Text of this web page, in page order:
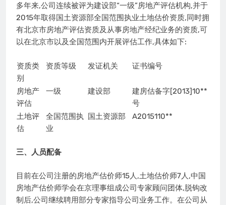
多年来,公司连续被评为建设部“一级”房地产评估机构,并于
2015年取得国土资源部全国范围执业土地估价资质,同时拥
有北京市房地产评估资质及从事房地产经纪业务的资质,可
以在北京市以及全国范围内开展评估工作,具体如下:
资质类
别
资质等级 发证机关 证书编号
房地产
评估
一级 建设部
建房估备字[2013]10**
号
土地评
估
全国范围执
业
国土资源部 A2015110**
三、人员配备
目前在公司注册的房地产估价师15人,土地估价师7人,中国
房地产估价师学会在京理事组成公司专家顾问团体,脱钩改
制后,公司继续聘用部分专家指导公司业务工作。在公司从